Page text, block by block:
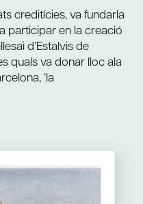
creditícies, va fundarla
participar en la creació
d’Estalvis de
quals va donar lloc ala
‘la